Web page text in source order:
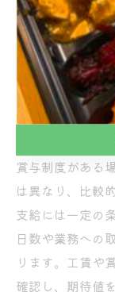
就労継続支援B
る福祉サービス
報酬です。賞与
ありますが、必
るわけではあ
経営状況や方針
賞与制度がある
は異なり、比較
支給には一定の
日数や業務への
ります。工賃や
確認し、期待値